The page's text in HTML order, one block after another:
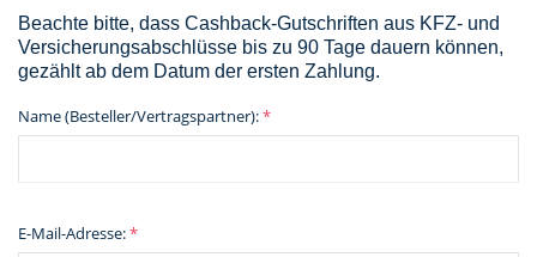
Beachte bitte, dass Cashback-Gutschriften aus KFZ- und
Versicherungsabschlüsse bis zu 90 Tage dauern können,
gezählt ab dem Datum der ersten Zahlung.
Name (Besteller/Vertragspartner):*
E-Mail-Adresse:*